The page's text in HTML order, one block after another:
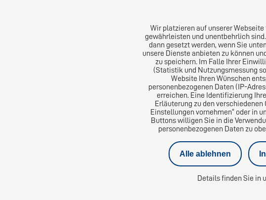
Kündigungsschutzklage
Wir platzieren auf unserer
gewährleisten und unentbehrlich
dann gesetzt werden, wenn Sie
unsere Dienste anbieten zu können
zu speichern. Im Falle Ihrer
(Statistik und Nutzungsmessung
Website Ihren Wünschen
personenbezogenen Daten (IP-
erreichen. Eine Identifizierung
Erläuterung zu den
Einstellungen vornehmen“ oder in
Buttons willigen Sie in die
personenbezogenen Daten zu
Alle ablehnen
Details finden Sie in